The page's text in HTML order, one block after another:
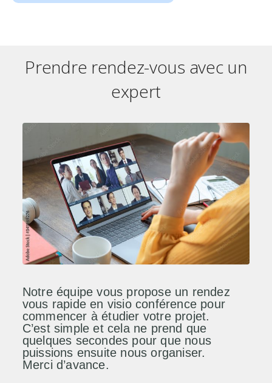
Prendre rendez-vous avec un
expert
Notre équipe vous propose un rendez
vous rapide en visio conférence pour
commencer à étudier votre projet.
C’est simple et cela ne prend que
quelques secondes pour que nous
puissions ensuite nous organiser.
Merci d’avance.